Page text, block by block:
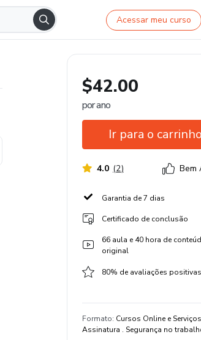
Acessar meu curso
$42.00
por ano
Ir para o carrinho
4.0 (2) Bem
Garantia de 7 dias
Certificado de conclusão
66 aula e 40 hora de
original
80% de avaliações positivas
Formato: Cursos Online e
Assinatura . Segurança no